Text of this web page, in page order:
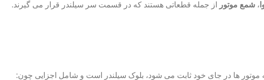
، شمع موتور از جمله قطعاتی هستند که در قسمت سر سیلندر قرار می گیرند.
موتور ها در جای خود ثابت می شود، بلوک سیلندر است و شامل اجزایی چون: